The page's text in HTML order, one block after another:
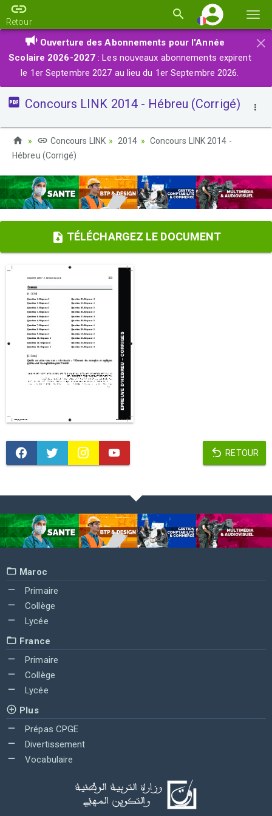
la
Retour
×
Ouverture des Abonnements pour l'Année
Scolaire 2026-2027 : Les nouveaux abonnements expirent
le 1er Septembre 2027 au lieu du 1er Septembre 2026.
Concours LINK 2014 - Hébreu (Corrigé)
Concours LINK 2014
Concours LINK 2014 -
Hébreu (Corrigé)
TÉLÉCHARGEZ LE DOCUMENT
RETOUR
Maroc
Primaire
Collège
Lycée
France
Primaire
Collège
Lycée
Plus
Prépas CPGE
Divertissement
Vocabulaire